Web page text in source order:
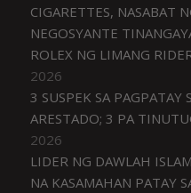
CIGARETTES, NASABAT
NEGOSYANTE
ROLEX NG LIMANG
2026
3 SUSPEK SA PAGPATAY
ARESTADO; 3 PA
2026
LIDER NG DAWLAH
NA KASAMAHAN PATAY